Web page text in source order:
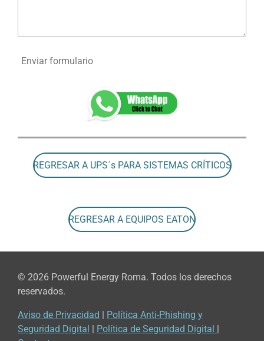
Enviar formulario
REGRESAR A UPS´s PARA SISTEMAS CRÍTICOS
REGRESAR A EQUIPOS EATON
© 2026 Powerful Energy Roma. Todos los derechos
reservados.
Aviso de Privacidad
Política Anti-Phishing y
Seguridad Digital
Política de Seguridad Digital